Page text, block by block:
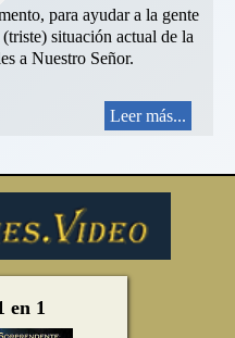
para ayudar a la gente
situación actual de la
a Nuestro Señor.
Leer más...
en 1